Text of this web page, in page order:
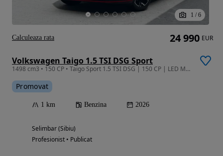
1 / 6
Volkswagen Taigo 1.5 TSI DSG Sport
1498 cm3 • 150 CP • Taigo Sport 1.5 TSI DSG | 150 CP | LED Matrix | Trapă Panoramică
Promovat
1 km Benzina 2026
Selimbar (Sibiu)
Profesionist • Publicat
24 990 EUR
Calculeaza rata